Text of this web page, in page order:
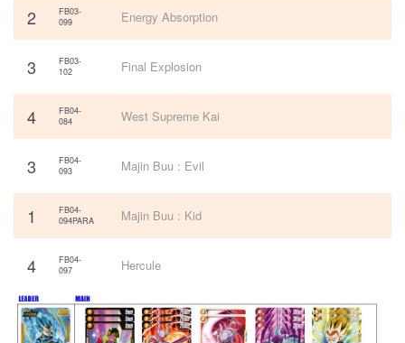
2
FB03-
099
Energy Absorption
3
FB03-
102
Final Explosion
4
FB04-
084
West Supreme Kai
3
FB04-
093
Majin Buu : Evil
1
FB04-
094PARA
Majin Buu : Kid
4
FB04-
097
Hercule